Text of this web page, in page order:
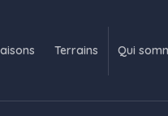
Terrains Qui